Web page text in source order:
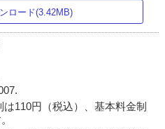
ロード(3.42MB)
110円（税込）、基本料金制